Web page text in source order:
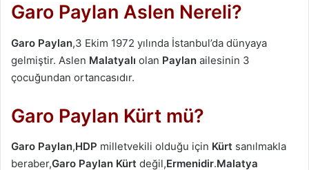
Garo Paylan Aslen Nereli?
Garo Paylan,3 Ekim 1972 yılında İstanbul’da dünyaya
gelmiştir. Aslen Malatyalı olan Paylan ailesinin 3
çocuğundan ortancasıdır.
Garo Paylan Kürt mü?
Garo Paylan,HDP milletvekili olduğu için Kürt sanılmakla
beraber,Garo Paylan Kürt değil,Ermenidir.Malatya